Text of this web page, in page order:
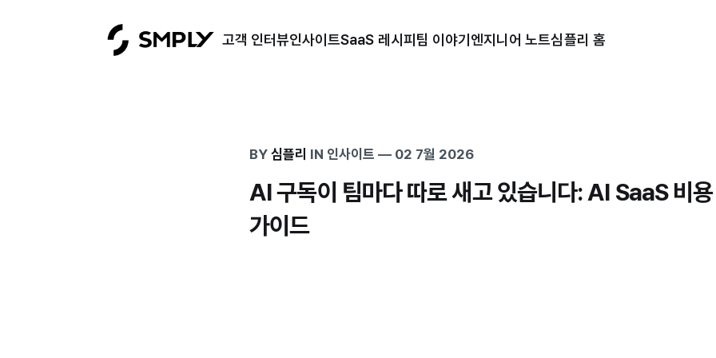
고객 인터뷰인사이트SaaS 레시피 팀 이야기 엔지니어 노트심플리 홈
BY 심플리 IN 인사이트 — 02 7월 2026
AI 구독이 팀마다 따로 새고 있습니다: AI SaaS 비
가이드